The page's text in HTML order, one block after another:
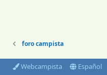
foro campista
Webcampista
Español